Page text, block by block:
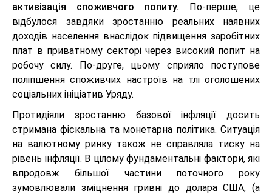
активізація споживчого попиту. По-перше, це
відбулося завдяки зростанню реальних наявних
доходів населення внаслідок підвищення заробітних
плат в приватному секторі через високий попит на
робочу силу. По-друге, цьому сприяло поступове
поліпшення споживчих настроїв на тлі оголошених
соціальних ініціатив Уряду.
Протидіяли зростанню базової інфляції досить
стримана фіскальна та монетарна політика. Ситуація
на валютному ринку також не справляла тиску на
рівень інфляції. В цілому фундаментальні фактори, які
впродовж більшої частини поточного року
зумовлювали зміцнення гривні до долара США, (а